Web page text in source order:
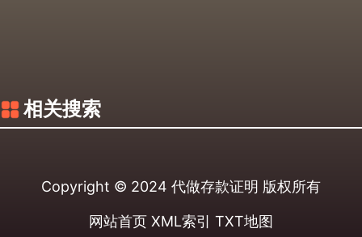
相关搜索
Copyright © 2024 代做存款证明 版权所有
网站首页 XML索引 TXT地图